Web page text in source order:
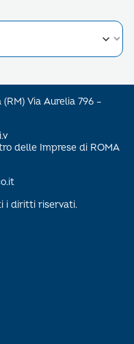
(RM) Via Aurelia 796 –
delle Imprese di ROMA
i diritti riservati.